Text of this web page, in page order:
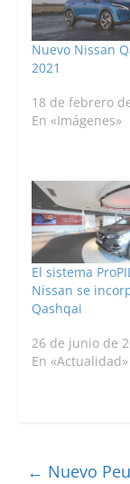
Nuevo Nissan
2021
18 de febrero
En «Imágenes»
El sistema
Nissan se
Qashqai
26 de junio de
En «Actualidad»
← Nuevo